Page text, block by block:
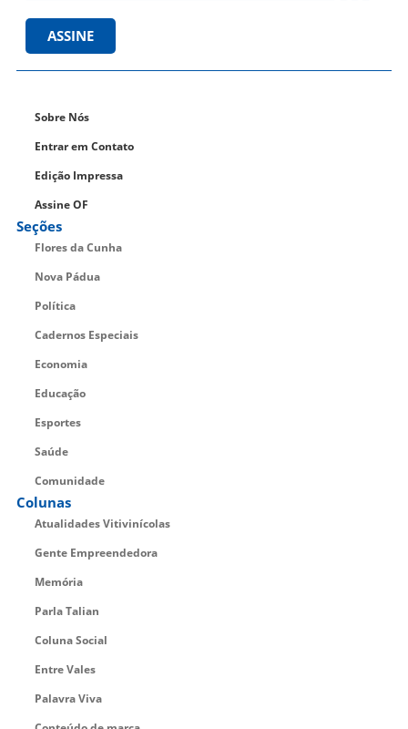
ASSINE
Sobre Nós
Entrar em Contato
Edição Impressa
Assine OF
Seções
Flores da Cunha
Nova Pádua
Política
Cadernos Especiais
Economia
Educação
Esportes
Saúde
Comunidade
Colunas
Atualidades Vitivinícolas
Gente Empreendedora
Memória
Parla Talian
Coluna Social
Entre Vales
Palavra Viva